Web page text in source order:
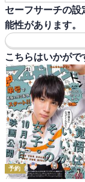
セーフサーチの
能性があります。
こちらはいかがで
予約